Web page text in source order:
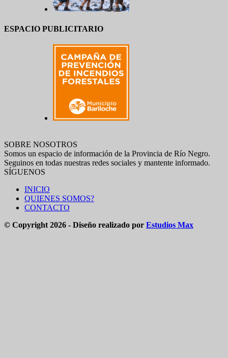
ESPACIO PUBLICITARIO
SOBRE NOSOTROS
Somos un espacio de información de la Provincia de Río Negro.
Seguinos en todas nuestras redes sociales y mantente informado.
SÍGUENOS
INICIO
QUIENES SOMOS?
CONTACTO
© Copyright 2026 - Diseño realizado por Estudios Max